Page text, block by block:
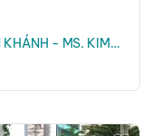
- MS. KIM